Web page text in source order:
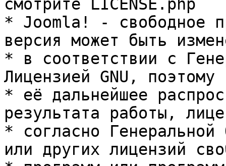
смотрите LICENSE.php
* Joomla! - свободное
версия может быть
* в соответствии с
Лицензией GNU, поэтому
* её дальнейшее
результата работы,
* согласно Генеральной
или других лицензий